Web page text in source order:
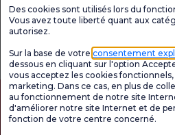
Unités médicales
générale de
satisfaction
satisfaction.
Des cookies sont utilisés lors du
Vous avez toute liberté quant aux
autorisez.
Sur la base de votre consentement
dessous en cliquant sur l'option
vous acceptez les cookies
marketing. Dans ce cas, en plus de
au fonctionnement de notre site
d'améliorer notre site Internet et de
fonction de votre centre concerné.